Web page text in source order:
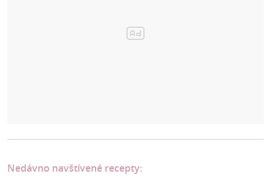
Nedávno navštívené recepty: